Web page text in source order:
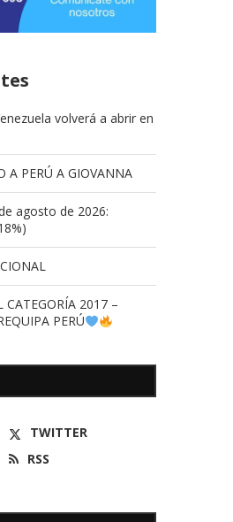
volverá a abrir en
A PERÚ A GIOVANNA
agosto de 2026:
CATEGORÍA 2017 –
PERÚ
TWITTER
RSS